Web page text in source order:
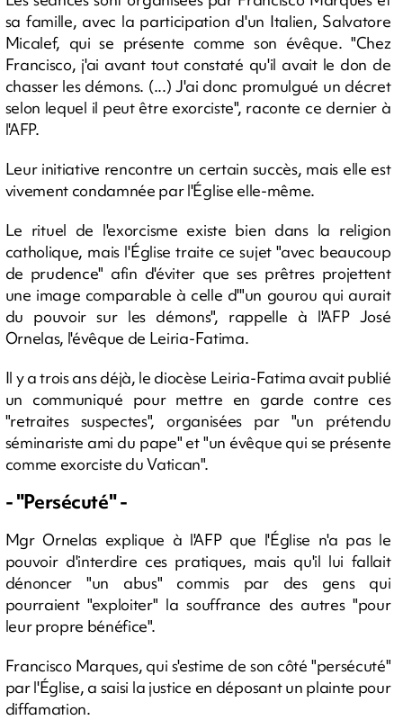
sa famille, avec la participation d'un Italien, Salvatore
Micalef, qui se présente comme son évêque. "Chez
Francisco, j'ai avant tout constaté qu'il avait le don de
chasser les démons. (...) J'ai donc promulgué un décret
selon lequel il peut être exorciste", raconte ce dernier à
l'AFP.
Leur initiative rencontre un certain succès, mais elle est
vivement condamnée par l'Église elle-même.
Le rituel de l'exorcisme existe bien dans la religion
catholique, mais l'Église traite ce sujet "avec beaucoup
de prudence" afin d'éviter que ses prêtres projettent
une image comparable à celle d'"un gourou qui aurait
du pouvoir sur les démons", rappelle à l'AFP José
Ornelas, l'évêque de Leiria-Fatima.
Il y a trois ans déjà, le diocèse Leiria-Fatima avait publié
un communiqué pour mettre en garde contre ces
"retraites suspectes", organisées par "un prétendu
séminariste ami du pape" et "un évêque qui se présente
comme exorciste du Vatican".
- "Persécuté" -
Mgr Ornelas explique à l'AFP que l'Église n'a pas le
pouvoir d'interdire ces pratiques, mais qu'il lui fallait
dénoncer "un abus" commis par des gens qui
pourraient "exploiter" la souffrance des autres "pour
leur propre bénéfice".
Francisco Marques, qui s'estime de son côté "persécuté"
par l'Église, a saisi la justice en déposant un plainte pour
diffamation.